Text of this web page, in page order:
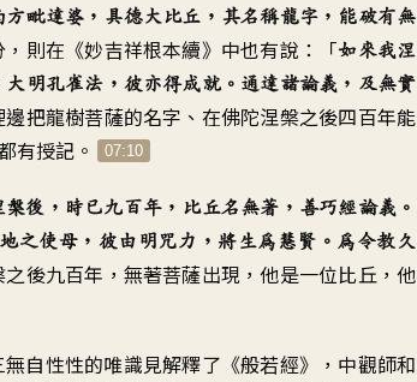
方毗達婆，具德大比丘，其名稱龍字，能破有無
則在《妙吉祥根本續》中也有說：「如來我涅
明孔雀法，彼亦得成就。通達諸論義，及無實
邊把龍樹菩薩的名字、在佛陀涅槃之後四百年能
有授記。
07:10
槃後，時已九百年，比丘名無著，善巧經論義。
之使母，彼由明咒力，將生為慧賢。為令教久
後九百年，無著菩薩出現，他是一位比丘，他
自性性的唯識見解釋了《般若經》，中觀師和